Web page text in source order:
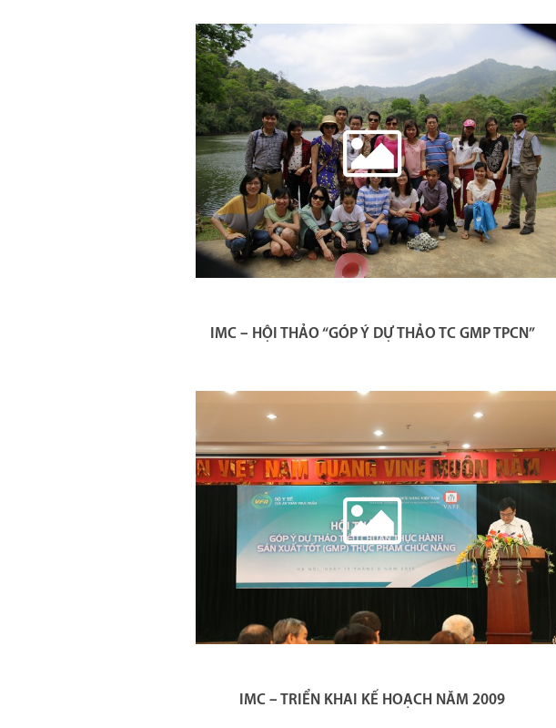
IMC – HỘI THẢO “GÓP Ý DỰ THẢO TC GMP TPCN”
IMC – TRIỂN KHAI KẾ HOẠCH NĂM 2009